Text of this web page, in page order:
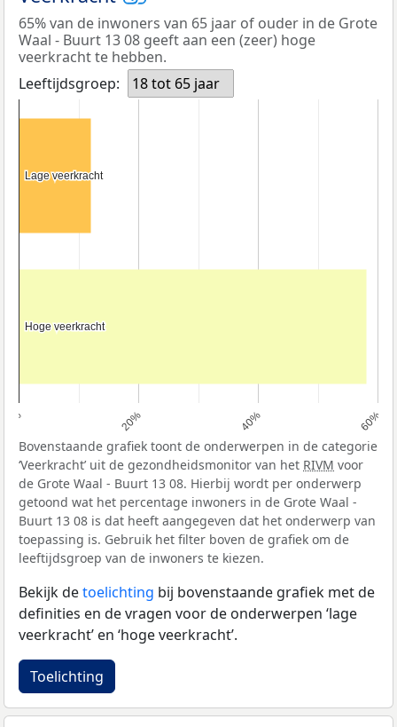
65% van de inwoners van 65 jaar of ouder in de Grote
Waal - Buurt 13 08 geeft aan een (zeer) hoge
veerkracht te hebben.
Leeftijdsgroep:
18 tot 65 jaar
0% 20% 40% 60%
Lage veerkracht
Lage veerkracht
Hoge veerkracht
Hoge veerkracht
Bovenstaande grafiek toont de onderwerpen in de categorie
‘Veerkracht’ uit de gezondheidsmonitor van het RIVM voor
de Grote Waal - Buurt 13 08. Hierbij wordt per onderwerp
getoond wat het percentage inwoners in de Grote Waal -
Buurt 13 08 is dat heeft aangegeven dat het onderwerp van
toepassing is. Gebruik het filter boven de grafiek om de
leeftijdsgroep van de inwoners te kiezen.
Bekijk detoelichting bij bovenstaande grafiek met de
definities en de vragen voor de onderwerpen ‘lage
veerkracht’ en ‘hoge veerkracht’.
Toelichting